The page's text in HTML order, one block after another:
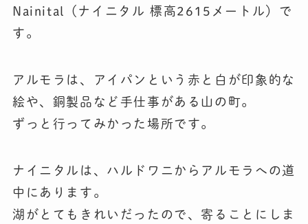
Nainital（ナイニタル 標高2615メートル）で
す。
アルモラは、アイパンという赤と白が印象的な
絵や、銅製品など手仕事がある山の町。
ずっと行ってみかった場所です。
ナイニタルは、ハルドワニからアルモラへの道
中にあります。
湖がとてもきれいだったので、寄ることにしま